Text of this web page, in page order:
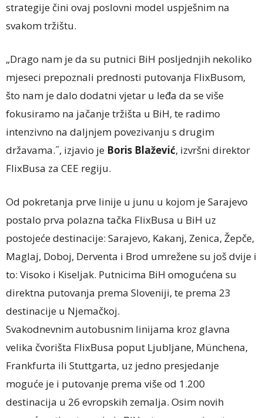
strategije čini ovaj poslovni model uspješnim na
svakom tržištu.
„Drago nam je da su putnici BiH posljednjih nekoliko
mjeseci prepoznali prednosti putovanja FlixBusom,
što nam je dalo dodatni vjetar u leđa da se više
fokusiramo na jačanje tržišta u BiH, te radimo
intenzivno na daljnjem povezivanju s drugim
državama.˝, izjavio je Boris Blažević, izvršni direktor
FlixBusa za CEE regiju.
Od pokretanja prve linije u junu u kojom je Sarajevo
postalo prva polazna tačka FlixBusa u BiH uz
postojeće destinacije: Sarajevo, Kakanj, Zenica, Žepče,
Maglaj, Doboj, Derventa i Brod umrežene su još dvije i
to: Visoko i Kiseljak. Putnicima BiH omogućena su
direktna putovanja prema Sloveniji, te prema 23
destinacije u Njemačkoj.
Svakodnevnim autobusnim linijama kroz glavna
velika čvorišta FlixBusa poput Ljubljane, Münchena,
Frankfurta ili Stuttgarta, uz jedno presjedanje
moguće je i putovanje prema više od 1.200
destinacija u 26 evropskih zemalja. Osim novih